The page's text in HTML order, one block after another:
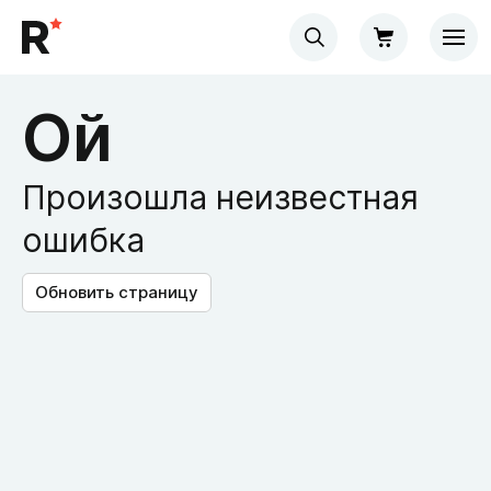
Ой
Произошла неизвестная
ошибка
Обновить страницу